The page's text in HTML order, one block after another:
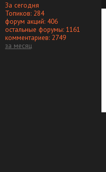
За сегодня
Топиков: 284
форум акций: 406
остальные форумы: 1161
комментариев: 2749
за месяц